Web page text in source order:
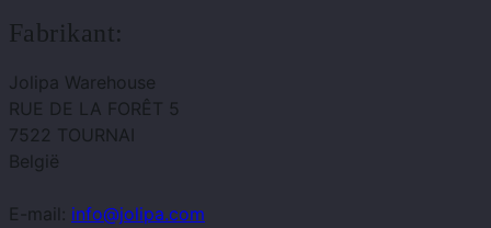
Fabrikant:
Jolipa Warehouse
RUE DE LA FORÊT 5
7522 TOURNAI
België
E-mail: info@jolipa.com